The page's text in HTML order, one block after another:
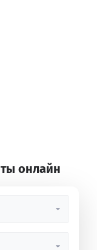
онлайн